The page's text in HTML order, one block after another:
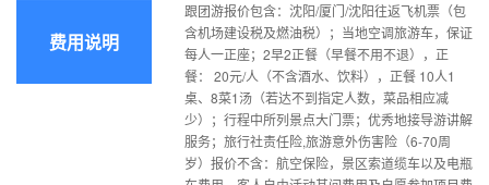
费用说明
跟团游报价包含：沈阳/厦门/沈阳往返飞机票（包
含机场建设税及燃油税）；当地空调旅游车，保证
每人一正座；2早2正餐（早餐不用不退），正
餐： 20元/人（不含酒水、饮料），正餐 10人1
桌、8菜1汤（若达不到指定人数，菜品相应减
少）；行程中所列景点大门票；优秀地接导游讲解
服务；旅行社责任险,旅游意外伤害险（6-70周
岁）报价不含：航空保险，景区索道缆车以及电瓶